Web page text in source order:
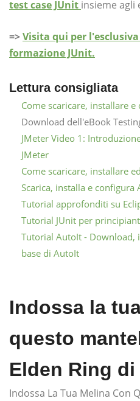
test case JUnit insieme agli
=>Visita qui per
formazione JUnit.
Lettura consigliata
Come scaricare, installare e
Download dell'eBook
JMeter Video 1:
JMeter
Come scaricare, installare
Scarica, installa e
Tutorial approfonditi su
Tutorial JUnit per
Tutorial AutoIt - Download,
base di AutoIt
Indossa la
questo
Elden Ring di
Indossa La Tua Melina Con